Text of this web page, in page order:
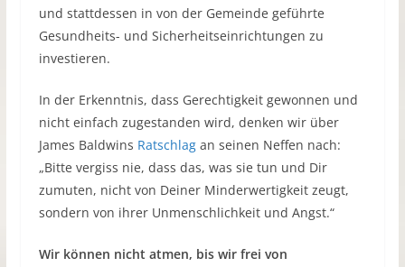
und stattdessen in von der Gemeinde geführte
Gesundheits- und Sicherheitseinrichtungen zu
investieren.
In der Erkenntnis, dass Gerechtigkeit gewonnen und
nicht einfach zugestanden wird, denken wir über
James Baldwins Ratschlagan seinen Neffen nach:
„Bitte vergiss nie, dass das, was sie tun und Dir
zumuten, nicht von Deiner Minderwertigkeit zeugt,
sondern von ihrer Unmenschlichkeit und Angst.“
Wir können nicht atmen, bis wir frei von